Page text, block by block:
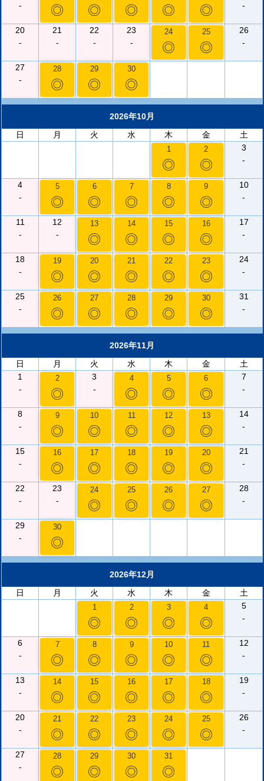
-
◎ ◎ ◎ ◎ ◎
-
20
-
21
-
22
-
23
-
24
◎
25
◎
26
-
27
-
28
◎
29
◎
30
◎
2026年10月
日
月 火 水 木 金 土
1
◎
2
◎
3
-
4
-
5
◎
6
◎
7
◎
8
◎
9
◎
10
-
11
-
12
-
13
◎
14
◎
15
◎
16
◎
17
-
18
-
19
◎
20
◎
21
◎
22
◎
23
◎
24
-
25
-
26
◎
27
◎
28
◎
29
◎
30
◎
31
-
2026年11月
日
月 火 水 木 金
土
1
-
2
◎
3
-
4
◎
5
◎
6
◎
7
-
8
-
9
◎
10
◎
11
◎
12
◎
13
◎
14
-
15
-
16
◎
17
◎
18
◎
19
◎
20
◎
21
-
22
-
23
-
24
◎
25
◎
26
◎
27
◎
28
-
29
-
30
◎
2026年12月
日
月 火 水 木 金 土
1
◎
2
◎
3
◎
4
◎
5
-
6
-
7
◎
8
◎
9
◎
10
◎
11
◎
12
-
13
-
14
◎
15
◎
16
◎
17
◎
18
◎
19
-
20
-
21
◎
22
◎
23
◎
24
◎
25
◎
26
-
27
-
28
◎
29
◎
30
◎
31
◎